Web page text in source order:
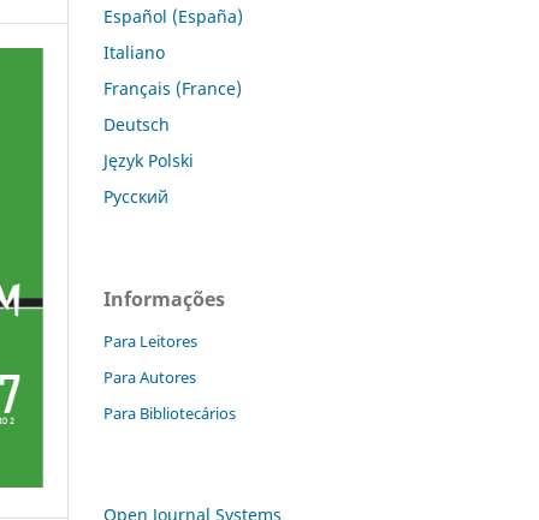
Español (España)
Italiano
Français (France)
Deutsch
Język Polski
Русский
Informações
Para Leitores
Para Autores
Para Bibliotecários
Open Journal Systems